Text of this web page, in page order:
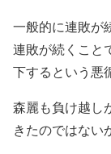
一般的に連敗が
連敗が続くこと
下するという悪
森麗も負け越し
きたのではない